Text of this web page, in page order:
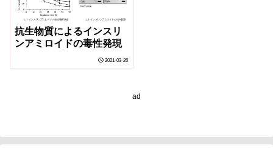
抗生物質によるインスリ
ンアミロイドの毒性発現
2021-03-26
ad